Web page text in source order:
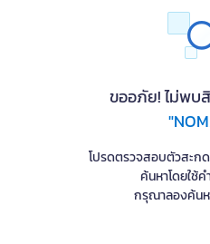
ขออภัย! ไม่พบ
โปรดตรวจสอบตัวสะก
ค้นหาโดยใช้
กรุณาลองค้น